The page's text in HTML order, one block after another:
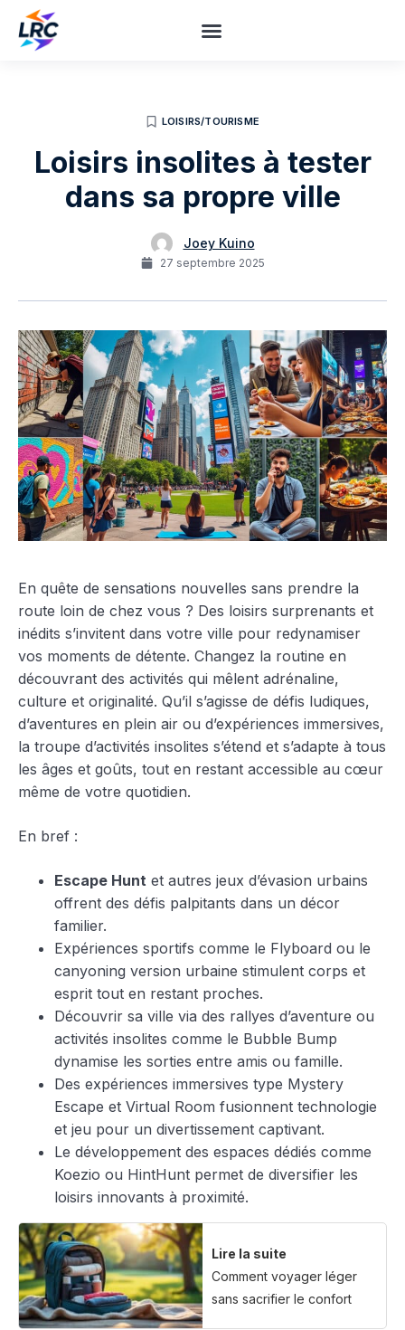
LOISIRS/TOURISME
Loisirs insolites à tester
dans sa propre ville
Joey Kuino
27 septembre 2025
En quête de sensations nouvelles sans prendre la
route loin de chez vous ? Des loisirs surprenants et
inédits s’invitent dans votre ville pour redynamiser
vos moments de détente. Changez la routine en
découvrant des activités qui mêlent adrénaline,
culture et originalité. Qu’il s’agisse de défis ludiques,
d’aventures en plein air ou d’expériences immersives,
la troupe d’activités insolites s’étend et s’adapte à tous
les âges et goûts, tout en restant accessible au cœur
même de votre quotidien.
En bref :
Escape Hunt et autres jeux d’évasion urbains
offrent des défis palpitants dans un décor
familier.
Expériences sportifs comme le Flyboard ou le
canyoning version urbaine stimulent corps et
esprit tout en restant proches.
Découvrir sa ville via des rallyes d’aventure ou
activités insolites comme le Bubble Bump
dynamise les sorties entre amis ou famille.
Des expériences immersives type Mystery
Escape et Virtual Room fusionnent technologie
et jeu pour un divertissement captivant.
Le développement des espaces dédiés comme
Koezio ou HintHunt permet de diversifier les
loisirs innovants à proximité.
Lire la suite
Comment voyager léger
sans sacrifier le confort